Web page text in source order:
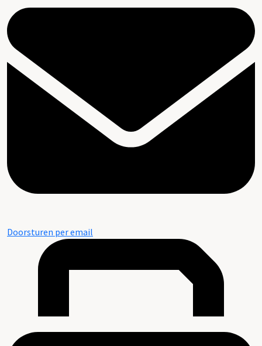
Doorsturen per email